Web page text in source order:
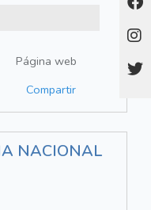
Página web
Compartir
NACIONAL